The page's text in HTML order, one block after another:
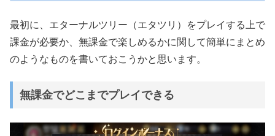
最初に、エターナルツリー（エタツリ）をプレイする上で
課金が必要か、無課金で楽しめるかに関して簡単にまとめ
のようなものを書いておこうかと思います。
無課金でどこまでプレイできる